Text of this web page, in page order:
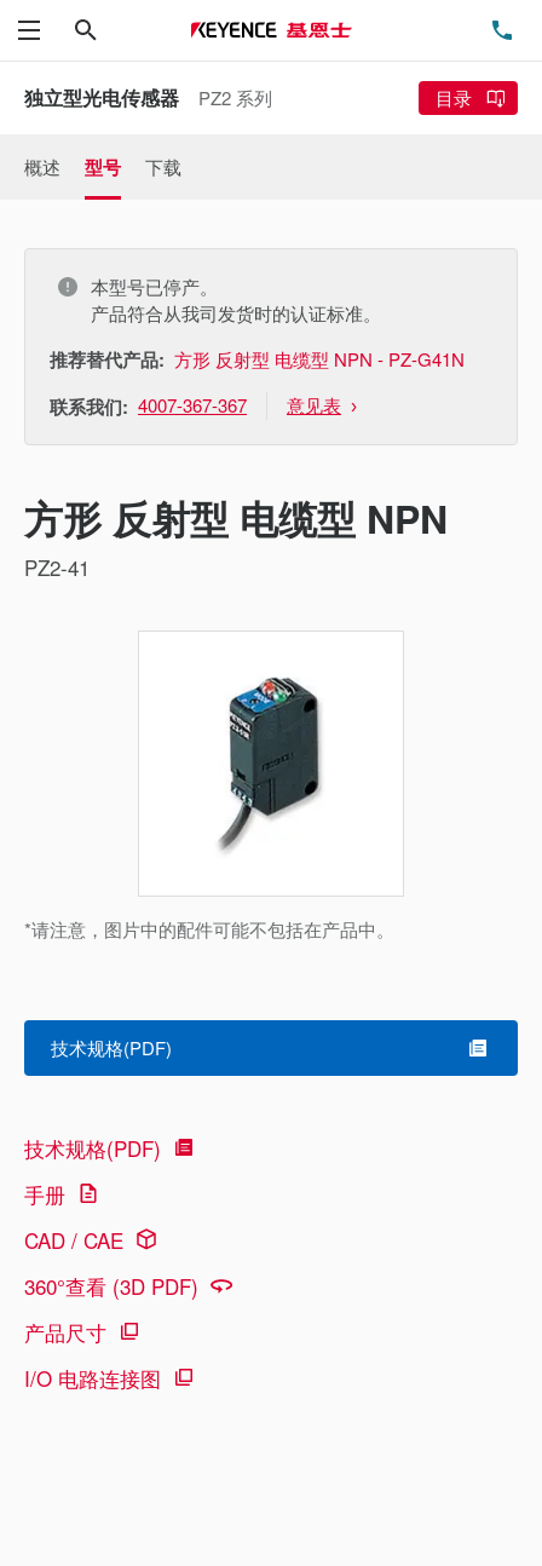
菜单
独立型光电传感器 PZ2 系列 目录
概述 型号 下载
本型号已停产。
产品符合从我司发货时的认证标准。
推荐替代产品: 方形 反射型 电缆型 NPN - PZ-G41N
联系我们: 4007-367-367 意见表
方形 反射型 电缆型 NPN
PZ2-41
*请注意，图片中的配件可能不包括在产品中。
技术规格(PDF)
技术规格(PDF)
手册
CAD / CAE
360°查看 (3D PDF)
产品尺寸
I/O 电路连接图